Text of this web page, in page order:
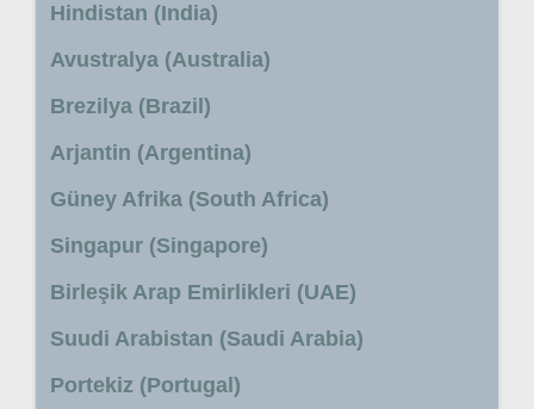
Hindistan (India)
Avustralya (Australia)
Brezilya (Brazil)
Arjantin (Argentina)
Güney Afrika (South Africa)
Singapur (Singapore)
Birleşik Arap Emirlikleri (UAE)
Suudi Arabistan (Saudi Arabia)
Portekiz (Portugal)